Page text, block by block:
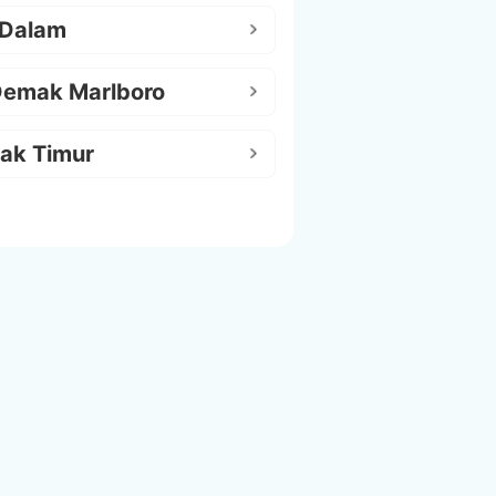
Marlboro
Timur